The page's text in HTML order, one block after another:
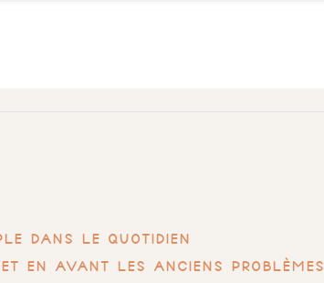
dans le quotidien
en avant les anciens problèmes